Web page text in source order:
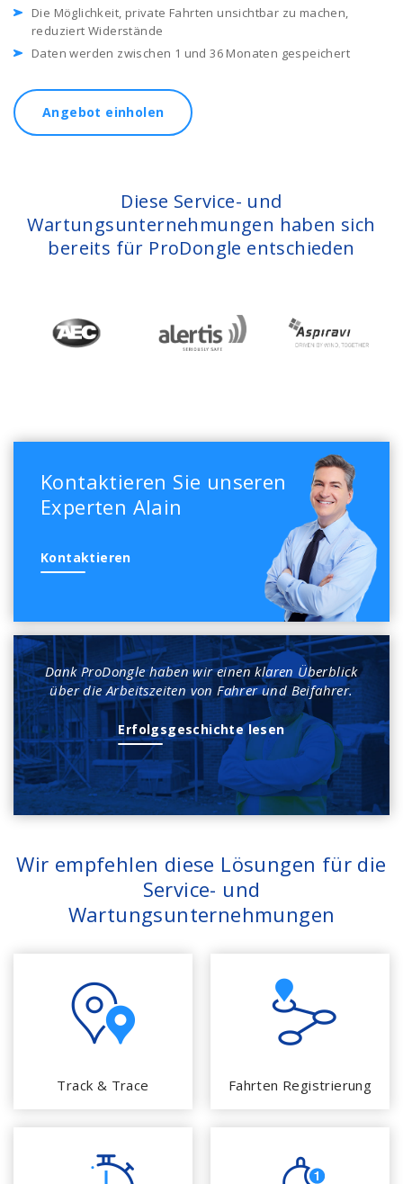
Die Möglichkeit, private Fahrten unsichtbar zu machen,
reduziert Widerstände
Daten werden zwischen 1 und 36 Monaten gespeichert
Angebot einholen
Diese Service- und
Wartungsunternehmungen haben sich
bereits für ProDongle entschieden
Kontaktieren Sie unseren
Experten Alain
Kontaktieren
Dank ProDongle haben wir einen klaren Überblick
über die Arbeitszeiten von Fahrer und Beifahrer.
Erfolgsgeschichte lesen
Wir empfehlen diese Lösungen für die
Service- und
Wartungsunternehmungen
Track & Trace Fahrten Registrierung